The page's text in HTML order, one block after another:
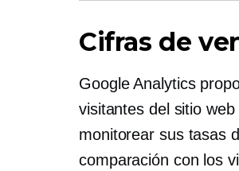
Cifras de
Google Analytics
visitantes del sitio
monitorear sus tasas
comparación con los